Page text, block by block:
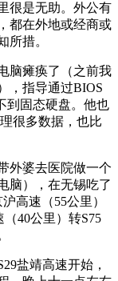
很是无助。外公有
都在外地或经商或
所措。
脑瘫痪了（之前我
，指导通过BIOS
到固态硬盘。他也
很多数据，也比
外婆去医院做一个
脑），在无锡吃了
高速（55公里）
40公里）转S75
盐靖高速开始，